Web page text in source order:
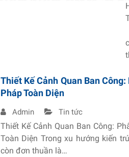
Thiết Kế Cảnh Quan Ban
Pháp Toàn Diện
Admin Tin tức
Thiết Kế Cảnh Quan Ban Công:
Toàn Diện Trong xu hướng kiến
còn đơn thuần là…